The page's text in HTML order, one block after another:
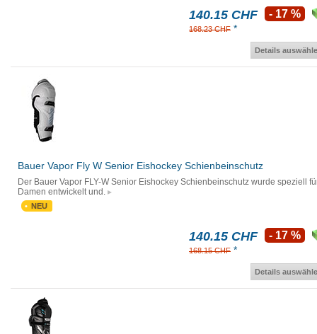
140.15 CHF
168.23 CHF *
- 17 %
Details
Bauer Vapor Fly W Senior Eishockey Schienbeinschutz
Der Bauer Vapor FLY-W Senior Eishockey Schienbeinschutz wurde speziell
Damen entwickelt und.
NEU
140.15 CHF
168.15 CHF *
- 17 %
Details